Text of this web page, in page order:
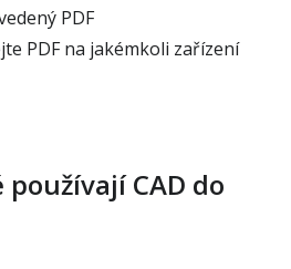
PDF
PDF na jakémkoli zařízení
používají CAD do